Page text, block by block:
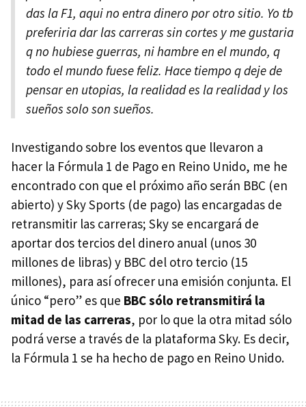
das la F1, aqui no entra dinero por otro sitio. Yo tb
preferiria dar las carreras sin cortes y me gustaria
q no hubiese guerras, ni hambre en el mundo, q
todo el mundo fuese feliz. Hace tiempo q deje de
pensar en utopias, la realidad es la realidad y los
sueños solo son sueños.
Investigando sobre los eventos que llevaron a
hacer la Fórmula 1 de Pago en Reino Unido, me he
encontrado con que el próximo año serán BBC (en
abierto) y Sky Sports (de pago) las encargadas de
retransmitir las carreras; Sky se encargará de
aportar dos tercios del dinero anual (unos 30
millones de libras) y BBC del otro tercio (15
millones), para así ofrecer una emisión conjunta. El
único “pero” es que BBCsólo retransmitirá la
mitad de las carreras, por lo que la otra mitad sólo
podrá verse a través de la plataforma Sky. Es decir,
la Fórmula 1 se ha hecho de pago en Reino Unido.